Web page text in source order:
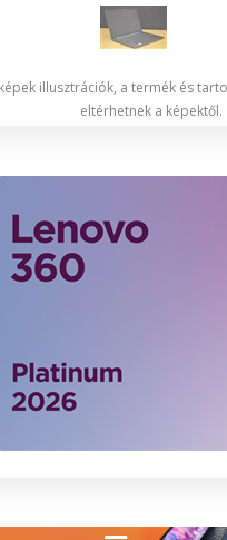
illusztrációk, a termék és
eltérhetnek a képektől.